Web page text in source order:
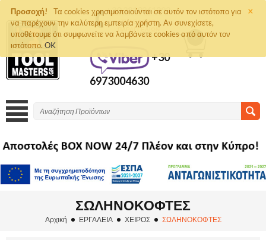
×
Προσοχή!
Τα cookies χρησιμοποιούνται σε αυτόν τον ιστότοπο για
να παρέχουν την καλύτερη εμπειρία χρήστη. Αν συνεχίσετε,
υποθέτουμε ότι συμφωνείτε να λαμβάνετε cookies από αυτόν τον
ιστότοπο. OK
+30 2810261292
ΤΗΛΈΦΩΝΟ
ΠΑΡΑΓΓΕΛΙΏΝ
+30
6973004630
0
ΣΩΛΗΝΟΚΟΦΤΕΣ
Αρχική ΕΡΓΑΛΕΙΑ ΧΕΙΡΟΣ ΣΩΛΗΝΟΚΟΦΤΕΣ